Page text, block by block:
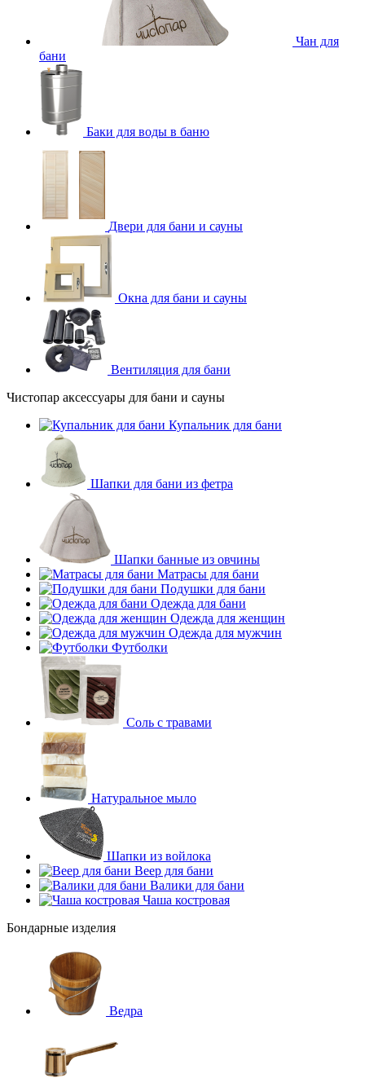
Чан для
бани
Баки для воды в баню
Двери для бани и сауны
Окна для бани и сауны
Вентиляция для бани
Чистопар аксессуары для бани и сауны
Купальник для бани
Шапки для бани из фетра
Шапки банные из овчины
Матрасы для бани
Подушки для бани
Одежда для бани
Одежда для женщин
Одежда для мужчин
Футболки
Соль с травами
Натуральное мыло
Шапки из войлока
Веер для бани
Валики для бани
Чаша костровая
Бондарные изделия
Ведра